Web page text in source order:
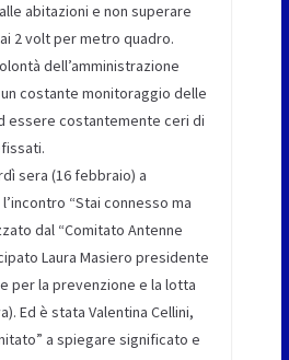
abitazioni e non superare
2 volt per metro quadro.
dell’amministrazione
costante monitoraggio delle
essere costantemente ceri di
sera (16 febbraio) a
“Stai connesso ma
dal “Comitato Antenne
Laura Masiero presidente
per la prevenzione e la lotta
Ed è stata Valentina Cellini,
a spiegare significato e